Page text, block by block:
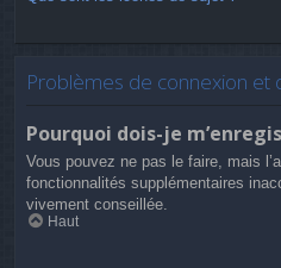
Problèmes de connexion et
Pourquoi dois-je
Vous pouvez ne pas le faire, mais
fonctionnalités supplémentaires
vivement conseillée.
Haut